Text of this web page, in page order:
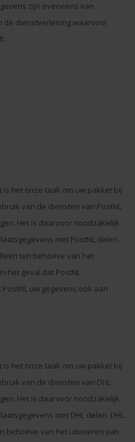
zijn eveneens van
de dienstverlening waarvoor
het onze taak om uw pakket bij
van de diensten van PostNL
Het is daarvoor noodzakelijk
met PostNL delen.
ten behoeve van het
het geval dat PostNL
uw gegevens ook aan
het onze taak om uw pakket bij
van de diensten van DHL
Het is daarvoor noodzakelijk
met DHL delen. DHL
behoeve van het uitvoeren van